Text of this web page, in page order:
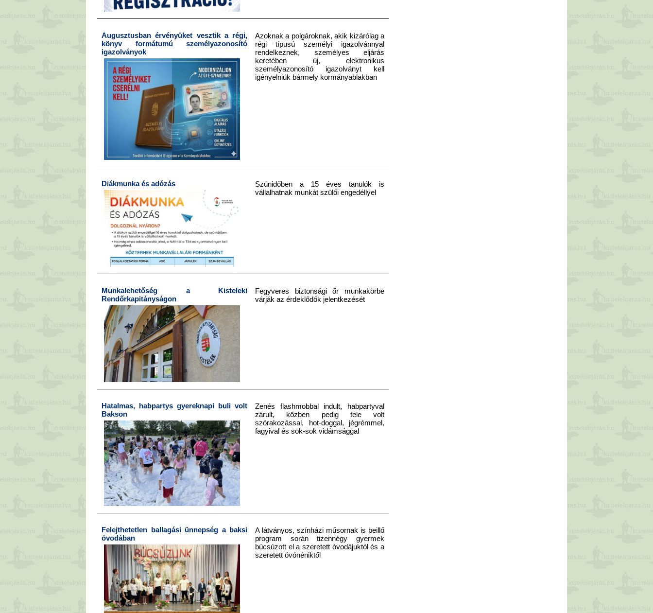
Augusztusban érvényüket vesztik a régi,
könyv formátumú személyazonosító
igazolványok
Azoknak a polgároknak, akik kizárólag a
régi típusú személyi igazolvánnyal
rendelkeznek, személyes eljárás
keretében új, elektronikus
személyazonosító igazolványt kell
igényelniük bármely kormányablakban
Diákmunka és adózás
Szünidőben a 15 éves tanulók is
vállalhatnak munkát szülői engedéllyel
Munkalehetőség a Kisteleki
Rendőrkapitányságon
Fegyveres biztonsági őr munkakörbe
várják az érdeklődők jelentkezését
Hatalmas, habpartys gyereknapi buli volt
Bakson
Zenés flashmobbal indult, habpartyval
zárult, közben pedig tele volt
szórakozással, hot-doggal, jégrémmel,
fagyival és sok-sok vidámsággal
Felejthetetlen ballagási ünnepség a baksi
óvodában
A látványos, színházi műsornak is beillő
program során tizennégy gyermek
búcsúzott el a szeretett óvodájuktól és a
szeretett óvónéniktől